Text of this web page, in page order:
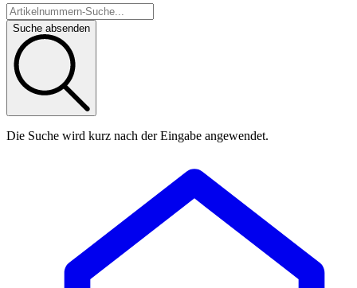
Suche absenden
Die Suche wird kurz nach der Eingabe angewendet.